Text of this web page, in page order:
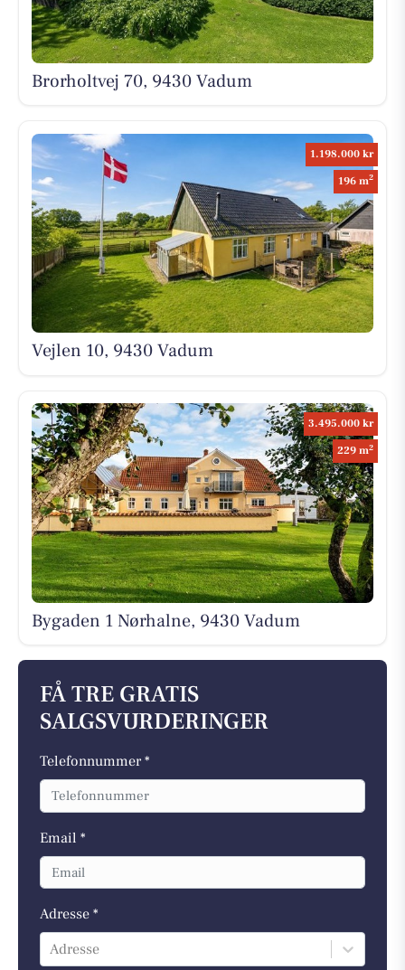
Brorholtvej 70, 9430 Vadum
1.198.000 kr
196 m2
Vejlen 10, 9430 Vadum
3.495.000 kr
229 m2
Bygaden 1 Nørhalne, 9430 Vadum
FÅ TRE GRATIS
SALGSVURDERINGER
Telefonnummer *
Email *
Adresse *
Adresse